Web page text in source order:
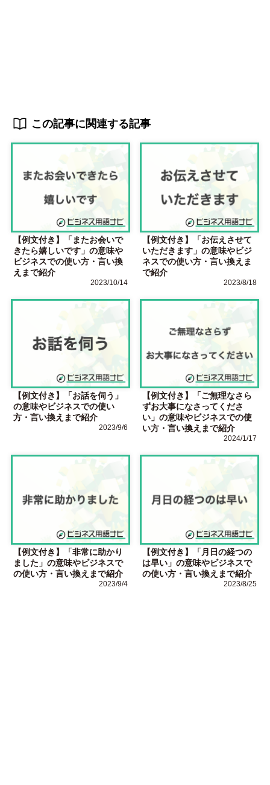
この記事に関連する記事
【例文付き】「またお会いで
きたら嬉しいです」の意味や
ビジネスでの使い方・言い換
えまで紹介
2023/10/14
【例文付き】「お伝えさせて
いただきます」の意味やビジ
ネスでの使い方・言い換えま
で紹介
2023/8/18
【例文付き】「お話を伺う」
の意味やビジネスでの使い
方・言い換えまで紹介
2023/9/6
【例文付き】「ご無理なさら
ずお大事になさってくださ
い」の意味やビジネスでの使
い方・言い換えまで紹介
2024/1/17
【例文付き】「非常に助かり
ました」の意味やビジネスで
の使い方・言い換えまで紹介
2023/9/4
【例文付き】「月日の経つの
は早い」の意味やビジネスで
の使い方・言い換えまで紹介
2023/8/25